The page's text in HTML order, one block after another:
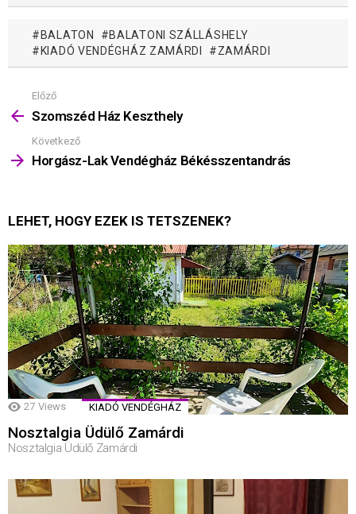
BALATON
BALATONI SZÁLLÁSHELY
KIADÓ VENDÉGHÁZ ZAMÁRDI
ZAMÁRDI
Mutass
többet
Előző
Szomszéd Ház Keszthely
Következő
Horgász-Lak Vendégház Békésszentandrás
LEHET, HOGY EZEK IS TETSZENEK?
27 Views KIADÓ VENDÉGHÁZ
Nosztalgia Üdülő Zamárdi
Nosztalgia Üdülő Zamárdi